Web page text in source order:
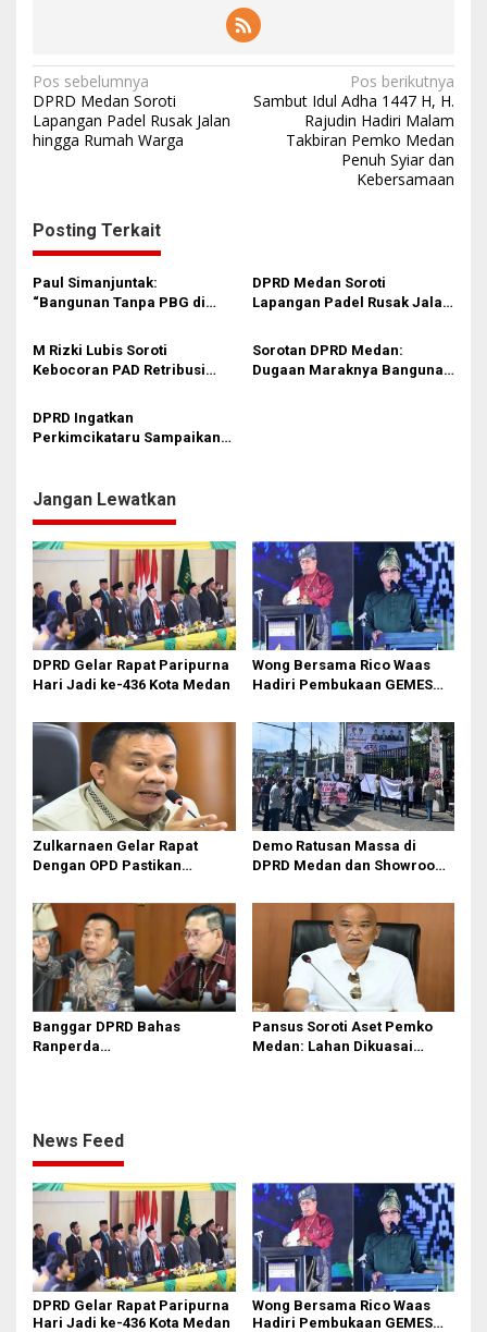
N
a
v
a
s
i
o
Pos sebelumnya
DPRD Medan Soroti
Lapangan Padel Rusak Jalan
hingga Rumah Warga
Pos berikutnya
Sambut Idul Adha 1447 H, H.
Rajudin Hadiri Malam
Takbiran Pemko Medan
Penuh Syiar dan
Kebersamaan
Posting Terkait
Paul Simanjuntak:
“Bangunan Tanpa PBG di
Rumah Mewah Diamuk
Satpol PP
DPRD Medan Soroti
Lapangan Padel Rusak Jalan
M Rizki Lubis Soroti
Kebocoran PAD Retribusi
Sorotan DPRD Medan:
Dugaan Maraknya Bangunan
DPRD Ingatkan
Perkimcikataru Sampaikan
Jangan Lewatkan
DPRD Gelar Rapat Paripurna
Hari Jadi ke-436 Kota Medan
Wong Bersama Rico Waas
Hadiri Pembukaan GEMES
Zulkarnaen Gelar Rapat
Dengan OPD Pastikan
Banjir
Demo Ratusan Massa di
DPRD Medan dan Showroom
Soroti Dugaan Bangunan
Tanpa PBG
Banggar DPRD Bahas
Ranperda
Pansus Soroti Aset Pemko
Medan: Lahan Dikuasai
News Feed
DPRD Gelar Rapat Paripurna
Hari Jadi ke-436 Kota Medan
Wong Bersama Rico Waas
Hadiri Pembukaan GEMES